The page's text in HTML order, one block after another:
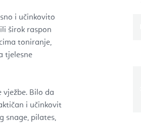
i učinkovito
širok raspon
toniranje,
tjelesne
Bilo da
i učinkovit
snage, pilates,